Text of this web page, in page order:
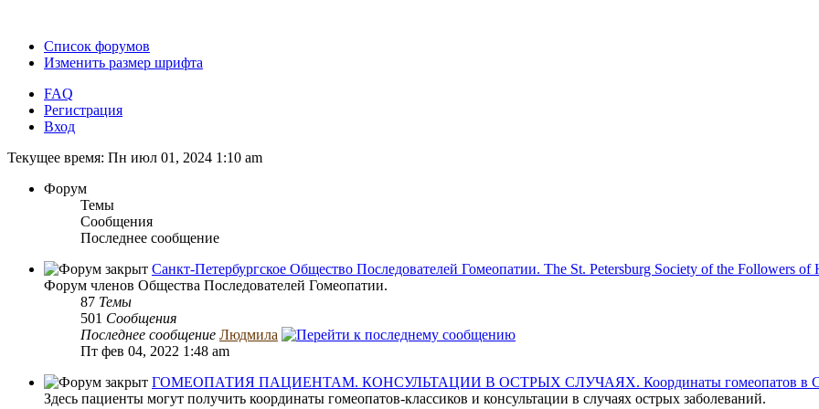
Список форумов
Изменить размер шрифта
FAQ
Регистрация
Вход
Текущее время: Пн июл 01, 2024 1:10 am
Форум
Темы
Сообщения
Последнее сообщение
Санкт-Петербургское Общество Последователей Гомеопатии. The St. Petersburg Society of the Followers of
Форум членов Общества Последователей Гомеопатии.
87 Темы
501 Сообщения
Последнее сообщение Людмила
Пт фев 04, 2022 1:48 am
ГОМЕОПАТИЯ ПАЦИЕНТАМ. КОНСУЛЬТАЦИИ В ОСТРЫХ СЛУЧАЯХ. Координаты гомеопатов в
Здесь пациенты могут получить координаты гомеопатов-классиков и консультации в случаях острых заболеваний.